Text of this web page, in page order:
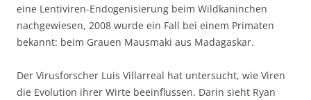
eine Lentiviren-Endogenisierung beim Wildkaninchen
nachgewiesen, 2008 wurde ein Fall bei einem Primaten
bekannt: beim Grauen Mausmaki aus Madagaskar.
Der Virusforscher Luis Villarreal hat untersucht, wie Viren
die Evolution ihrer Wirte beeinflussen. Darin sieht Ryan